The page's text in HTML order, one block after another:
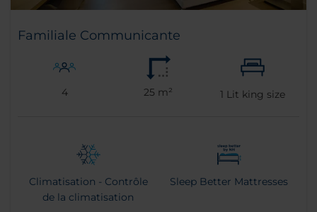
Familiale Communicante
4 25 m² 1 Lit king size
Climatisation - Contrôle
de la climatisation
Sleep Better Mattresses